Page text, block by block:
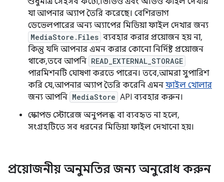
যা আপনার অ্যাপ তৈরি করেছে। বেশিরভাগ
ডেভেলপারের অন্য অ্যাপের মিডিয়া ফাইল দেখার জন্য
MediaStore.Files ব্যবহার করার প্রয়োজন হয় না,
কিন্তু যদি আপনার এমন করার কোনো নির্দিষ্ট প্রয়োজন
থাকে, তবে আপনি READ_EXTERNAL_STORAGE
পারমিশনটি ঘোষণা করতে পারেন। তবে, আমরা সুপারিশ
করি যে, আপনার অ্যাপ তৈরি করেনি এমন ফাইল খোলার
জন্য আপনি MediaStore API ব্যবহার করুন।
স্কোপড স্টোরেজ অনুপলব্ধ বা ব্যবহৃত না হলে,
সংগ্রহটিতে সব ধরনের মিডিয়া ফাইল দেখানো হয়।
প্রয়োজনীয় অনুমতির জন্য অনুরোধ করুন